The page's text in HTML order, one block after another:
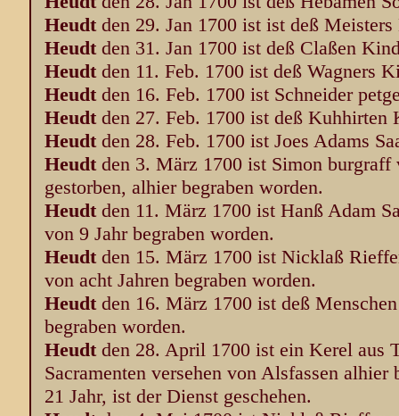
Heudt den 29. Jan 1700 ist ist deß
Heudt den 31. Jan 1700 ist deß Claßen
Heudt den 11. Feb. 1700 ist deß Wagners
Heudt den 16. Feb. 1700 ist Schneider
Heudt den 27. Feb. 1700 ist deß Kuhhirten
Heudt den 28. Feb. 1700 ist Joes Adams
Heudt den 3. März 1700 ist Simon burgraff
gestorben, alhier begraben worden.
Heudt den 11. März 1700 ist Hanß Adam
von 9 Jahr begraben worden.
Heudt den 15. März 1700 ist Nicklaß
von acht Jahren begraben worden.
Heudt den 16. März 1700 ist deß
begraben worden.
Heudt den 28. April 1700 ist ein Kerel aus
Sacramenten versehen von Alsfassen
21 Jahr, ist der Dienst geschehen.